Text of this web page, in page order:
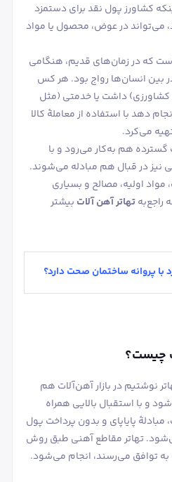
کشاورز پول نقد برای دستمزد
می‌تواند در عوض، محصول یا مواد
است که در زمان‌های قدیم، هنگامی
بین انسان‌ها رواج بود. هر کس
کشاورزی) داشت یا خدمتی (مثل
دهد با استفاده از معاملۀ کالا
تهیه می‌کرد.
گسترده هم به‌کار می‌رود و با
نیز در قبال هم مبادله می‌شوند.
مواد اولیه، مصالح و بسیاری
راجع‌بهتهاتر آهن آلات بیشتر
با پروانه ساختمان صحت دارد؟
چیست؟
نوشتیم در بازار آهن‌آلات هم
و با استقبال بالایی همراه
مبادلۀ پایاپای و بدون پرداخت پول
تهاتر مقاطع آهنی طبق روش
توافق می‌رسند، انجام می‌شود.